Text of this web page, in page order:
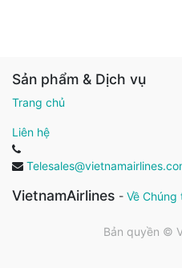
Sản phẩm & Dịch vụ
Trang chủ
Liên hệ
VietnamAirlines - Về Chúng
Bản quyền ©